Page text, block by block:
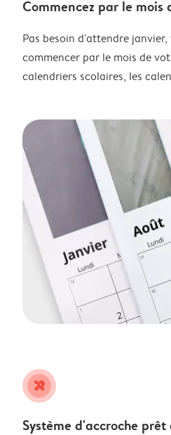
Commencez par le mois
Pas besoin d'attendre
commencer par le mois de
calendriers scolaires, les
tools
Système d'accroche